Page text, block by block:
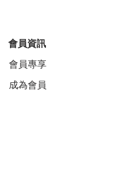
會員資訊
會員專享
成為會員